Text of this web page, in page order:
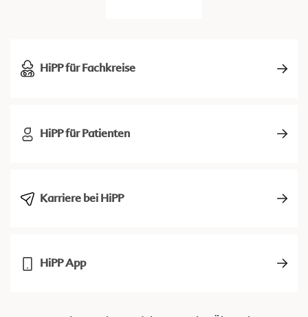
HiPP für Fachkreise
HiPP für Patienten
Karriere bei HiPP
HiPP App